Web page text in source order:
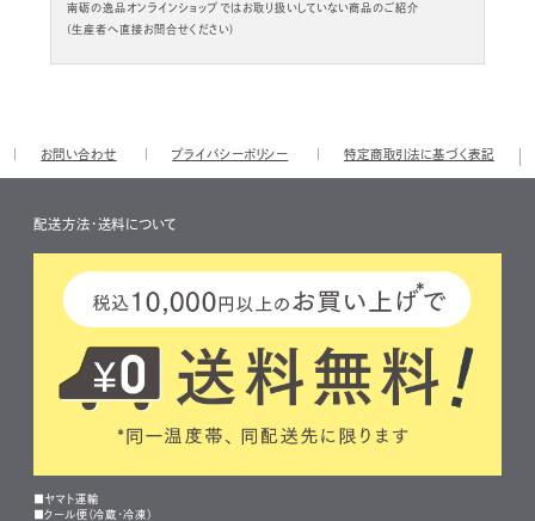
南砺の逸品オンラインショップではお取り扱いしていない商品のご紹介
(生産者へ直接お問合せください)
お問い合わせ プライバシーポリシー 特定商取引法に基づく表記
配送方法・送料について
■ヤマト運輸
■クール便（冷蔵・冷凍）